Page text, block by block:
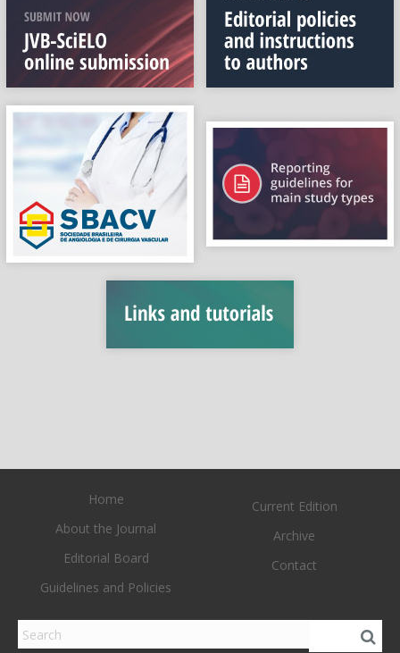
Home
About the Journal
Editorial Board
Guidelines and Policies
Current Edition
Archive
Contact